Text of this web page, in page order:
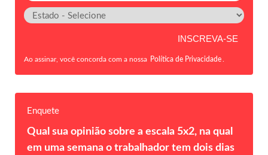
Ao assinar, você concorda com a nossa Política de Privacidade.
Enquete
Qual sua opinião sobre a escala 5x2, na qual
em uma semana o trabalhador tem dois dias